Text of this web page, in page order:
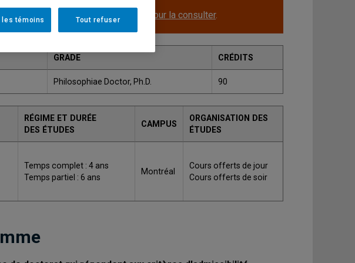
est disponible.Cliquez ici pour la consulter.
GRADE CRÉDITS
Philosophiae Doctor, Ph.D. 90
RÉGIME ET DURÉE
DES ÉTUDES
CAMPUS
ORGANISATION DES
ÉTUDES
Temps complet : 4 ans
Temps partiel : 6 ans
Montréal
Cours offerts de jour
Cours offerts de soir
Tout refuser
témoins